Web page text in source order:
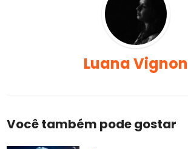
Luana Vignon
Você também pode gostar